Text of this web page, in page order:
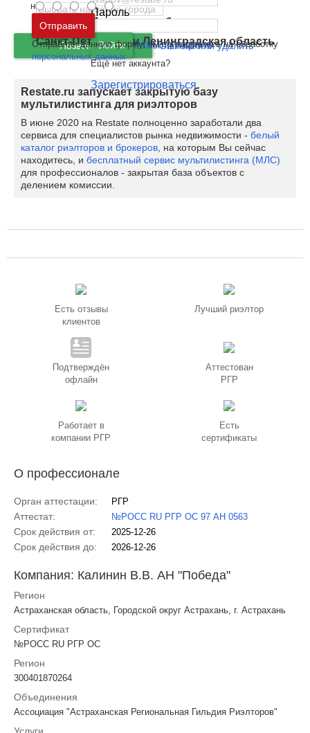
Москва и
Московская область
Санкт-Петербург иЛенинградская область
Пароль
Войти Забыли пароль
Ещё нет аккаунта?
Зарегистрироваться
на сайте
Позвонить Ошибка или удалить
Restate.ru запускает закрытую базу
мультилистинга для риэлторов
В июне 2020 на Restate полноценно заработали два
сервиса для специалистов рынка недвижимости - белый
каталог риэлторов и брокеров , на которым Вы сейчас
находитесь, и бесплатный сервис мультилистинга (МЛС)
для профессионалов - закрытая база объектов с
делением комиссии.
Есть отзывы
клиентов
Лучший риэлтор
Подтверждён
офлайн
Аттестован
РГР
Работает в
компании РГР
Есть
сертификаты
О профессионале
Орган аттестации: РГР
Аттестат: №РОСС RU РГР ОС 97 АН 0563
Срок действия от: 2025-12-26
Срок действия до: 2026-12-26
Компания: Калинин В.В. АН "Победа"
Регион
Астраханская область, Городской округ Астрахань, г. Астрахань
Сертификат
№РОСС RU РГР ОС
Регион
300401870264
Объединения
Ассоциация "Астраханская Региональная Гильдия Риэлторов"
Отправить
Отправляя данную форму, вы соглашаетесь на обработку
персональных данных